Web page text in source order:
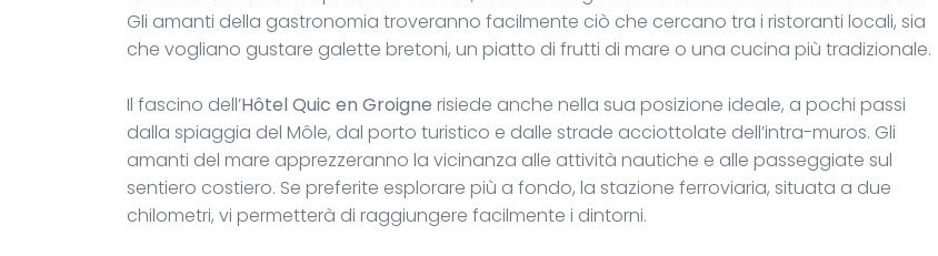
Gli amanti della gastronomia troveranno facilmente ciò che cercano tra i ristoranti locali, sia
che vogliano gustare galette bretoni, un piatto di frutti di mare o una cucina più tradizionale.
Il fascino dell’Hôtel Quic en Groigne risiede anche nella sua posizione ideale, a pochi passi
dalla spiaggia del Môle, dal porto turistico e dalle strade acciottolate dell’intra-muros. Gli
amanti del mare apprezzeranno la vicinanza alle attività nautiche e alle passeggiate sul
sentiero costiero. Se preferite esplorare più a fondo, la stazione ferroviaria, situata a due
chilometri, vi permetterà di raggiungere facilmente i dintorni.